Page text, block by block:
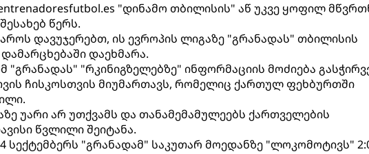
"დინამო თბილისის" აწ უკვე ყოფილ
წერს.
დავუჯერებთ, ის ევროპის ლიგაზე "გრანადას" თბილისის
დაეხმარა.
"გრანადას" "რკინიგზელებზე" ინფორმაციის მოძიება
ჩისკოსთვის მიუმართავს, რომელიც ქართულ ფეხბურთში
უარი არ უთქვამს და თანამემამულეებს ქართველების
წვლილი შეიტანა.
სექტემბერს "გრანადამ" საკუთარ მოედანზე "ლოკომოტივს"